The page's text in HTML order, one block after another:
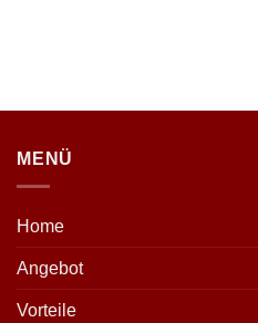
MENÜ
Home
Angebot
Vorteile